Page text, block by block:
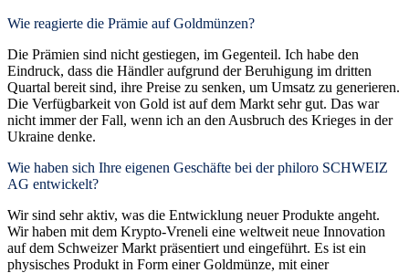
Wie reagierte die Prämie auf Goldmünzen?
Die Prämien sind nicht gestiegen, im Gegenteil. Ich habe den
Eindruck, dass die Händler aufgrund der Beruhigung im dritten
Quartal bereit sind, ihre Preise zu senken, um Umsatz zu generieren.
Die Verfügbarkeit von Gold ist auf dem Markt sehr gut. Das war
nicht immer der Fall, wenn ich an den Ausbruch des Krieges in der
Ukraine denke.
Wie haben sich Ihre eigenen Geschäfte bei der philoro SCHWEIZ
AG entwickelt?
Wir sind sehr aktiv, was die Entwicklung neuer Produkte angeht.
Wir haben mit dem Krypto-Vreneli eine weltweit neue Innovation
auf dem Schweizer Markt präsentiert und eingeführt. Es ist ein
physisches Produkt in Form einer Goldmünze, mit einer